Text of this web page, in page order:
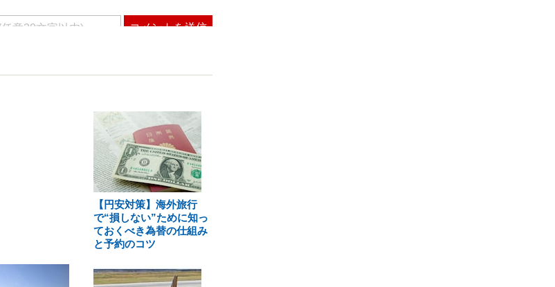
【円安対策】海外旅行
で“損しない”ために知っ
ておくべき為替の仕組み
と予約のコツ